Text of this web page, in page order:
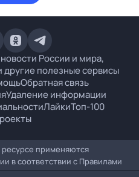
России и мира,
другие полезные сервисы
Обратная связь
Удаление информации
ЛайкиТоп-100
применяются
в соответствии с Правилами